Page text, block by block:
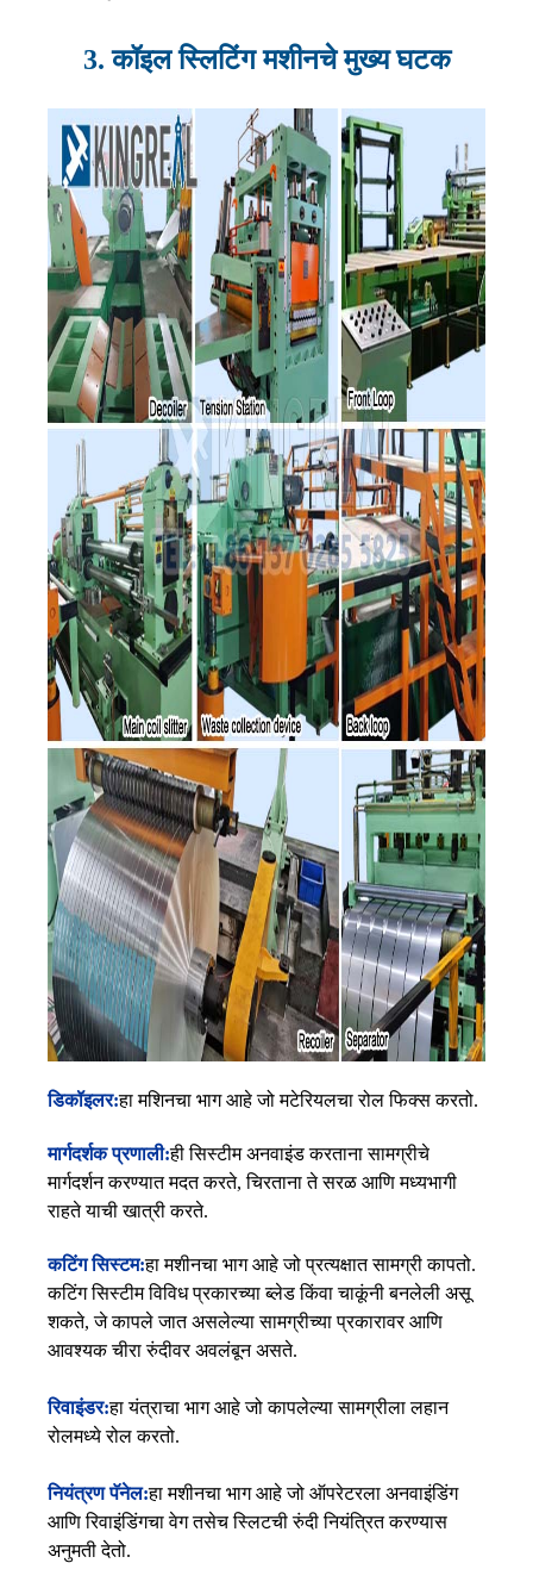
3. कॉइल स्लिटिंग मशीनचे मुख्य घटक
डिकॉइलर:हा मशिनचा भाग आहे जो मटेरियलचा रोल फिक्स करतो.
मार्गदर्शक प्रणाली:ही सिस्टीम अनवाइंड करताना सामग्रीचे
मार्गदर्शन करण्यात मदत करते, चिरताना ते सरळ आणि मध्यभागी
राहते याची खात्री करते.
कटिंग सिस्टम:हा मशीनचा भाग आहे जो प्रत्यक्षात सामग्री कापतो.
कटिंग सिस्टीम विविध प्रकारच्या ब्लेड किंवा चाकूंनी बनलेली असू
शकते, जे कापले जात असलेल्या सामग्रीच्या प्रकारावर आणि
आवश्यक चीरा रुंदीवर अवलंबून असते.
रिवाइंडर:हा यंत्राचा भाग आहे जो कापलेल्या सामग्रीला लहान
रोलमध्ये रोल करतो.
नियंत्रण पॅनेल:हा मशीनचा भाग आहे जो ऑपरेटरला अनवाइंडिंग
आणि रिवाइंडिंगचा वेग तसेच स्लिटची रुंदी नियंत्रित करण्यास
अनुमती देतो.